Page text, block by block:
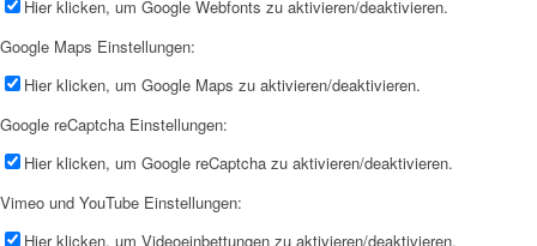
Hier klicken, um Google Webfonts zu aktivieren/deaktivieren.
Google Maps Einstellungen:
Hier klicken, um Google Maps zu aktivieren/deaktivieren.
Google reCaptcha Einstellungen:
Hier klicken, um Google reCaptcha zu aktivieren/deaktivieren.
Vimeo und YouTube Einstellungen:
Hier klicken, um Videoeinbettungen zu aktivieren/deaktivieren.